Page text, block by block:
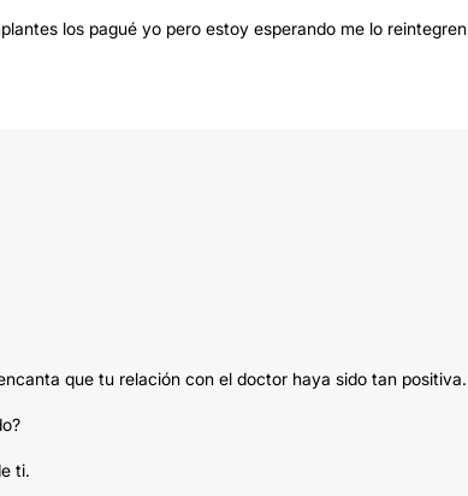
los pagué yo pero estoy esperando me lo reintegren
que tu relación con el doctor haya sido tan positiva.
ti.